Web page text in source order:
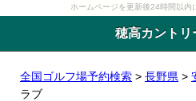
ホームページを更新後24時間以内
穂高カントリ
全国ゴルフ場予約検索 > 長野県 >
ラブ